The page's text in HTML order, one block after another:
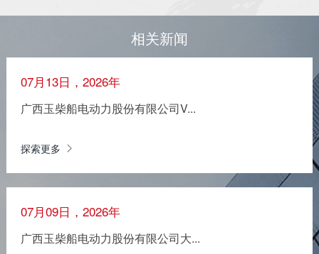
相关新闻
07月13日，2026年
广西玉柴船电动力股份有限公司V...
探索更多
07月09日，2026年
广西玉柴船电动力股份有限公司大...